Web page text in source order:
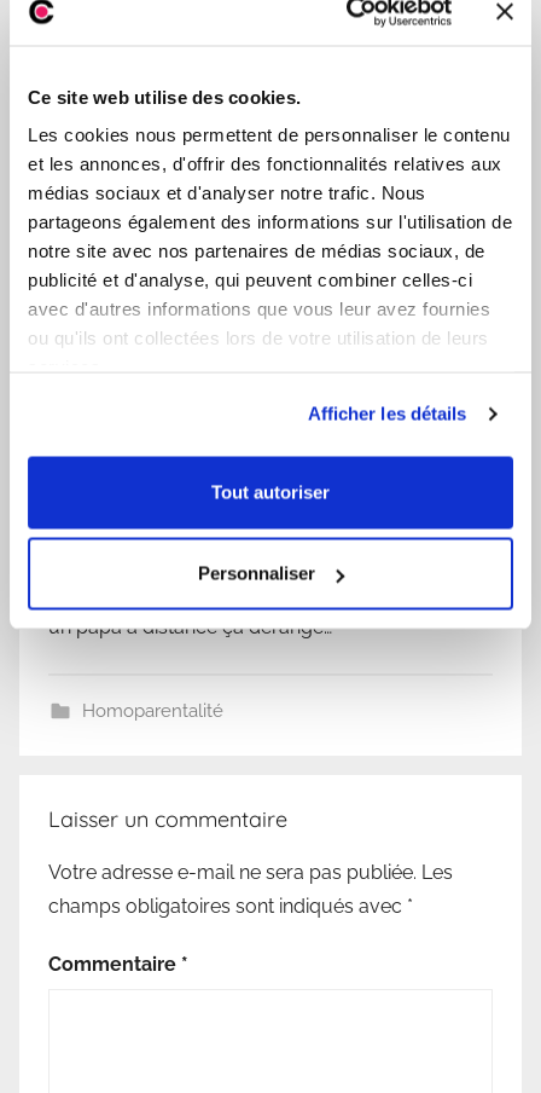
Ce site web utilise des cookies.
Les cookies nous permettent de personnaliser le contenu
et les annonces, d'offrir des fonctionnalités relatives aux
médias sociaux et d'analyser notre trafic. Nous
partageons également des informations sur l'utilisation de
notre site avec nos partenaires de médias sociaux, de
publicité et d'analyse, qui peuvent combiner celles-ci
avec d'autres informations que vous leur avez fournies
ou qu'ils ont collectées lors de votre utilisation de leurs
Afficher les détails
Tout autoriser
Personnaliser
d’appréhension, car l’homosexualité peut être un
Yanis faisait partie de ces profils qui ont su attirer
notre attention pour devenir coparents
momentanément avec nous. On sera en quelque
sorte une maman sans papa mais n’aura pas à
élever bébé toute seule grace à yanis. Fanny a
tout de suite voulu rencontrer Yanis. Pour
renforcer un peu plus le lien entre eux, j’ai décidé
Quelques mois plus tard, notre petit bonhomme
Raphaell est né. Nous sommes tellement heureux
d’avoir un enfant.Nous sommes maintenant
un papa à distance ça derange…
Homoparentalité
Laisser un commentaire
Votre adresse e-mail ne sera pas publiée. Les
champs obligatoires sont indiqués avec *
Commentaire *